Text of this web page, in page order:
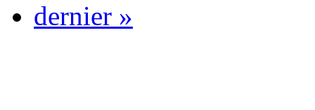
dernier »